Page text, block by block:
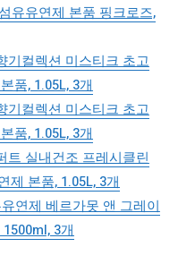
유유연제 본품 핑크로즈,
기컬렉션 미스티크 초고
품, 1.05L, 3개
기컬렉션 미스티크 초고
품, 1.05L, 3개
트 실내건조 프레시클린
제 본품, 1.05L, 3개
연제 베르가못 앤 그레이
3개